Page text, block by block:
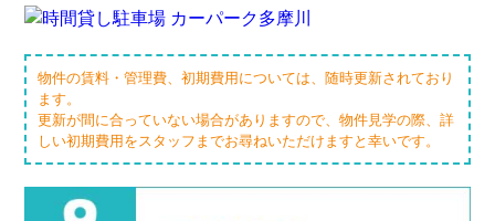
物件の賃料・管理費、初期費用については、随時更新されており
ます。
更新が間に合っていない場合がありますので、物件見学の際、詳
しい初期費用をスタッフまでお尋ねいただけますと幸いです。